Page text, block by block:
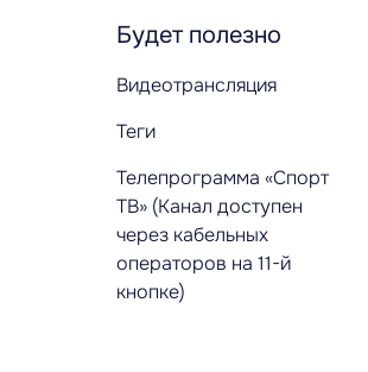
Будет полезно
Видеотрансляция
Теги
Телепрограмма «Спорт
ТВ» (Канал доступен
через кабельных
операторов на 11-й
кнопке)